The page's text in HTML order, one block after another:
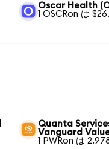
Oscar Health
1 OSCRon は
Quanta
Vanguard
1 PWRon は